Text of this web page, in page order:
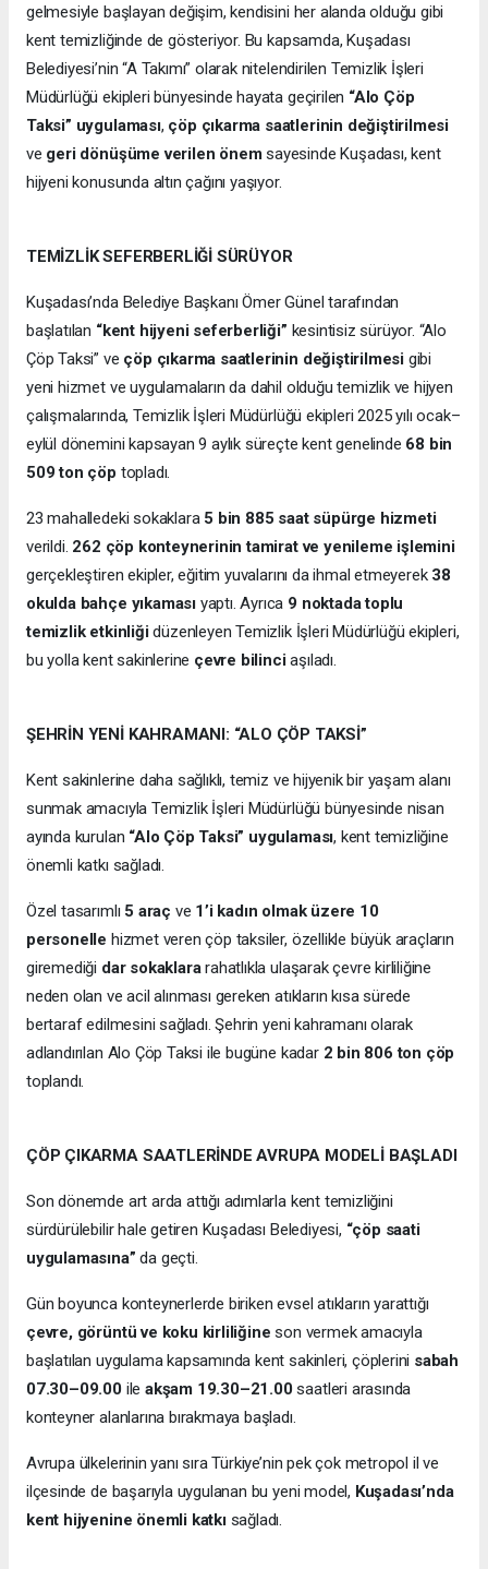
gelmesiyle başlayan değişim, kendisini her alanda olduğu gibi
kent temizliğinde de gösteriyor. Bu kapsamda, Kuşadası
Belediyesi’nin “A Takımı” olarak nitelendirilen Temizlik İşleri
Müdürlüğü ekipleri bünyesinde hayata geçirilen “Alo Çöp
Taksi” uygulaması, çöp çıkarma saatlerinin değiştirilmesi
ve geri dönüşüme verilen önemsayesinde Kuşadası, kent
hijyeni konusunda altın çağını yaşıyor.
TEMİZLİK SEFERBERLİĞİ SÜRÜYOR
Kuşadası’nda Belediye Başkanı Ömer Günel tarafından
başlatılan “kent hijyeni seferberliği” kesintisiz sürüyor. “Alo
Çöp Taksi” ve çöp çıkarma saatlerinin değiştirilmesi gibi
yeni hizmet ve uygulamaların da dahil olduğu temizlik ve hijyen
çalışmalarında, Temizlik İşleri Müdürlüğü ekipleri 2025 yılı ocak–
eylül dönemini kapsayan 9 aylık süreçte kent genelinde 68 bin
509 ton çöp topladı.
23 mahalledeki sokaklara 5 bin 885 saat süpürge hizmeti
verildi. 262 çöp konteynerinin tamirat ve yenileme işlemini
gerçekleştiren ekipler, eğitim yuvalarını da ihmal etmeyerek 38
okulda bahçe yıkamasıyaptı. Ayrıca 9 noktada toplu
temizlik etkinliğidüzenleyen Temizlik İşleri Müdürlüğü ekipleri,
bu yolla kent sakinlerine çevre bilinciaşıladı.
ŞEHRİN YENİ KAHRAMANI: “ALO ÇÖP TAKSİ”
Kent sakinlerine daha sağlıklı, temiz ve hijyenik bir yaşam alanı
sunmak amacıyla Temizlik İşleri Müdürlüğü bünyesinde nisan
ayında kurulan “Alo Çöp Taksi” uygulaması, kent temizliğine
önemli katkı sağladı.
Özel tasarımlı 5 araç ve 1’i kadın olmak üzere 10
personelle hizmet veren çöp taksiler, özellikle büyük araçların
giremediği dar sokaklararahatlıkla ulaşarak çevre kirliliğine
neden olan ve acil alınması gereken atıkların kısa sürede
bertaraf edilmesini sağladı. Şehrin yeni kahramanı olarak
adlandırılan Alo Çöp Taksi ile bugüne kadar 2 bin 806 ton çöp
toplandı.
ÇÖP ÇIKARMA SAATLERİNDE AVRUPA MODELİ BAŞLADI
Son dönemde art arda attığı adımlarla kent temizliğini
sürdürülebilir hale getiren Kuşadası Belediyesi, “çöp saati
uygulamasına” da geçti.
Gün boyunca konteynerlerde biriken evsel atıkların yarattığı
çevre, görüntü ve koku kirliliğine son vermek amacıyla
başlatılan uygulama kapsamında kent sakinleri, çöplerini sabah
07.30–09.00ile akşam 19.30–21.00saatleri arasında
konteyner alanlarına bırakmaya başladı.
Avrupa ülkelerinin yanı sıra Türkiye’nin pek çok metropol il ve
ilçesinde de başarıyla uygulanan bu yeni model, Kuşadası’nda
kent hijyenine önemli katkısağladı.